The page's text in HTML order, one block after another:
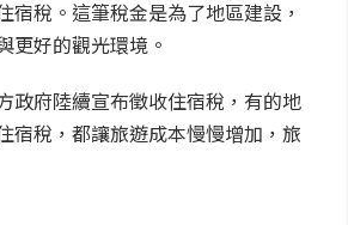
宿稅。這筆稅金是為了地區建設，
更好的觀光環境。
政府陸續宣布徵收住宿稅，有的地
宿稅，都讓旅遊成本慢慢增加，旅